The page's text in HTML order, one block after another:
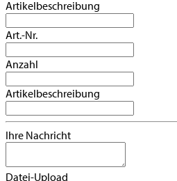
Artikelbeschreibung
Art.-Nr.
Anzahl
Artikelbeschreibung
Ihre Nachricht
Datei-Upload